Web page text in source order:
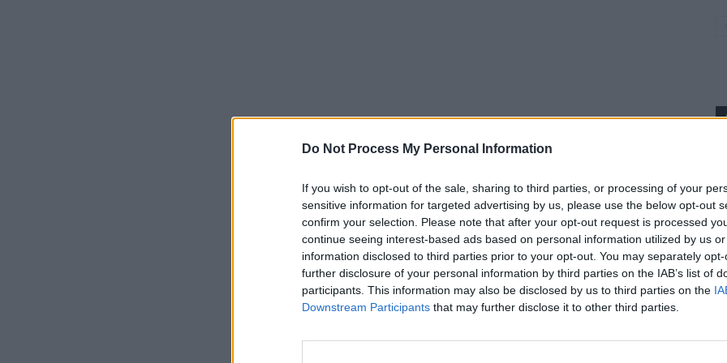
Do Not Process My Personal Information
If you wish to opt-out of the sale, sharing to third parties, or processing of your
sensitive information for targeted advertising by us, please use the below opt-out
confirm your selection. Please note that after your opt-out request is processed
continue seeing interest-based ads based on personal information utilized by us
information disclosed to third parties prior to your opt-out. You may separately
further disclosure of your personal information by third parties on the IAB’s list of
participants. This information may also be disclosed by us to third parties on the
Downstream Participants that may further disclose it to other third parties.